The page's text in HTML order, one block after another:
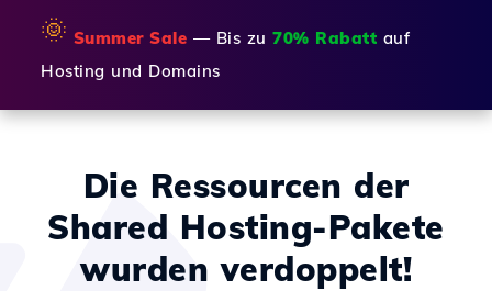
🌞 Summer Sale — Bis zu 70% Rabatt auf
Hosting und Domains
Die Ressourcen der
Shared Hosting-Pakete
wurden verdoppelt!